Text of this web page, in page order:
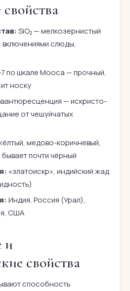
SiO₂ — мелкозернистый
включениями слюды,
по шкале Мооса — прочный,
носку
— искристо-
от чешуйчатых
медово-коричневый,
почти чёрный
«златоискр», индийский жад
Индия, Россия (Урал),
США
и
свойства
способность